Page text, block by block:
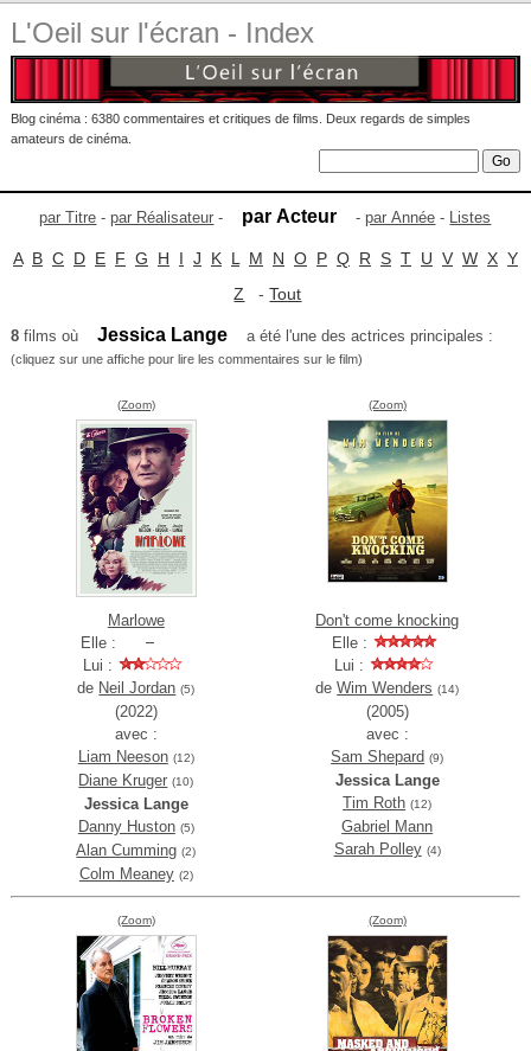
L'Oeil sur l'écran - Index
Blog cinéma : 6380 commentaires et critiques de films. Deux regards de simples
amateurs de cinéma.
par Titre -par Réalisateur - par Acteur -par Année - Listes
A B C D E F G H I J K L M N O P Q R S T U V W X Y
Z -Tout
8films où Jessica Lange a été l'une des actrices principales :
(cliquez sur une affiche pour lire les commentaires sur le film)
(Zoom)
Marlowe
Elle :
Lui :
de Neil Jordan (5)
(2022)
avec :
Liam Neeson (12)
Diane Kruger (10)
Jessica Lange
Danny Huston (5)
Alan Cumming (2)
Colm Meaney (2)
(Zoom)
Don't come knocking
Elle :
Lui :
deWim Wenders (14)
(2005)
avec :
Sam Shepard (9)
Jessica Lange
Tim Roth (12)
Gabriel Mann
Sarah Polley (4)
(Zoom) (Zoom)